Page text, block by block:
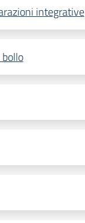
integrative